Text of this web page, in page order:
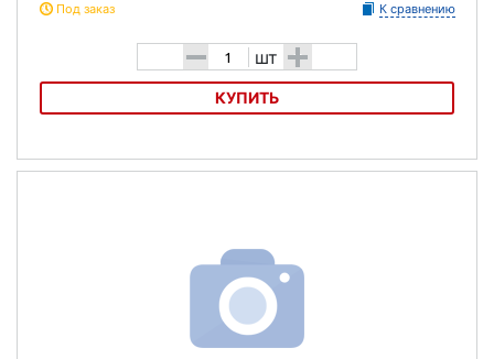
Под заказ К сравнению
- шт +
КУПИТЬ
Грипсы Gros C660D